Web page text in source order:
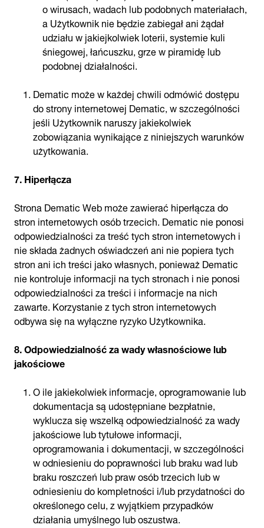
o wirusach, wadach lub podobnych materiałach,
a Użytkownik nie będzie zabiegał ani żądał
udziału w jakiejkolwiek loterii, systemie kuli
śniegowej, łańcuszku, grze w piramidę lub
podobnej działalności.
Dematic może w każdej chwili odmówić dostępu
do strony internetowej Dematic, w szczególności
jeśli Użytkownik naruszy jakiekolwiek
zobowiązania wynikające z niniejszych warunków
użytkowania.
7. Hiperłącza
Strona Dematic Web może zawierać hiperłącza do
stron internetowych osób trzecich. Dematic nie ponosi
odpowiedzialności za treść tych stron internetowych i
nie składa żadnych oświadczeń ani nie popiera tych
stron ani ich treści jako własnych, ponieważ Dematic
nie kontroluje informacji na tych stronach i nie ponosi
odpowiedzialności za treści i informacje na nich
zawarte. Korzystanie z tych stron internetowych
odbywa się na wyłączne ryzyko Użytkownika.
8. Odpowiedzialność za wady własnościowe lub
jakościowe
O ile jakiekolwiek informacje, oprogramowanie lub
dokumentacja są udostępniane bezpłatnie,
wyklucza się wszelką odpowiedzialność za wady
jakościowe lub tytułowe informacji,
oprogramowania i dokumentacji, w szczególności
w odniesieniu do poprawności lub braku wad lub
braku roszczeń lub praw osób trzecich lub w
odniesieniu do kompletności i/lub przydatności do
określonego celu, z wyjątkiem przypadków
działania umyślnego lub oszustwa.